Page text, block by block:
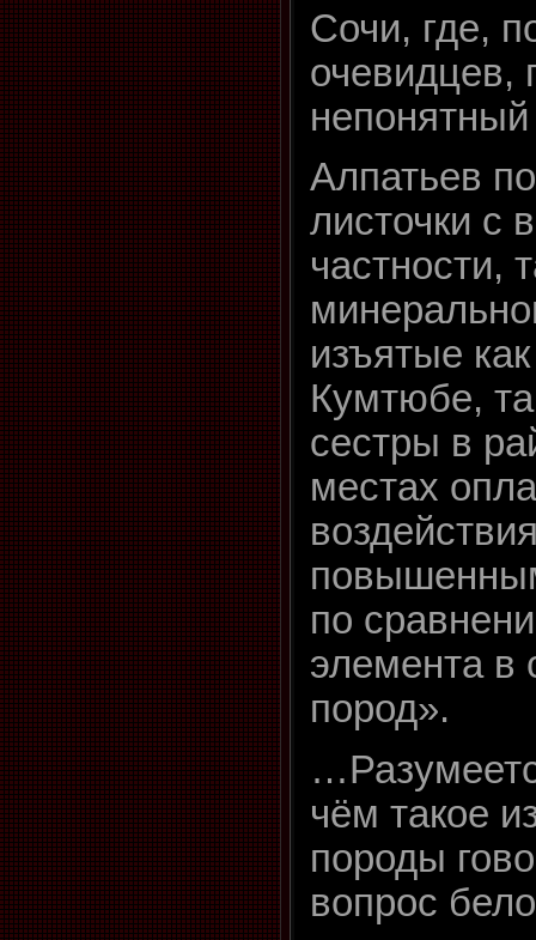
Сочи, где,
очевидцев,
непонятный
Алпатьев
листочки с
частности,
изъятые
Кумтюбе,
сестры в
местах
по
элемента в
пород».
чём такое
породы
вопрос